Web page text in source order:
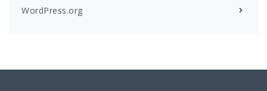
WordPress.org